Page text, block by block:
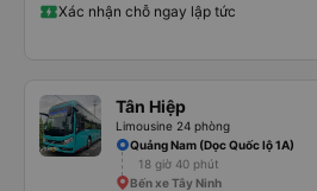
các anh tài và lơ cũng cực dễ thương, tâm lý.
lưu lại để giới thiệu người nhà, bạn bè đi xe
Xác nhận chỗ ngay lập tức
Tân Hiệp
Limousine 24 phòng
Quảng Nam (Dọc Quốc lộ 1A)
18 giờ 40 phút
Bến xe Tây Ninh